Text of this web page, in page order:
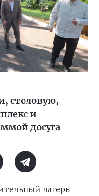
столовую,
и
досуга
лагерь